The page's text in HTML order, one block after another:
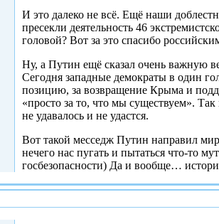
И это далеко не всё. Ещё наши
пресекли деятельность 46
головой? Вот за это спасибо
Ну, а Путин ещё сказал очень важную
Сегодня западные демократы в один
позицию, за возвращение Крыма и
«просто за то, что мы существуем».
не удавалось и не удастся.
Вот такой месседж Путин направил
нечего нас пугать и пытаться что-то
госбезопасности) Да и вообще…